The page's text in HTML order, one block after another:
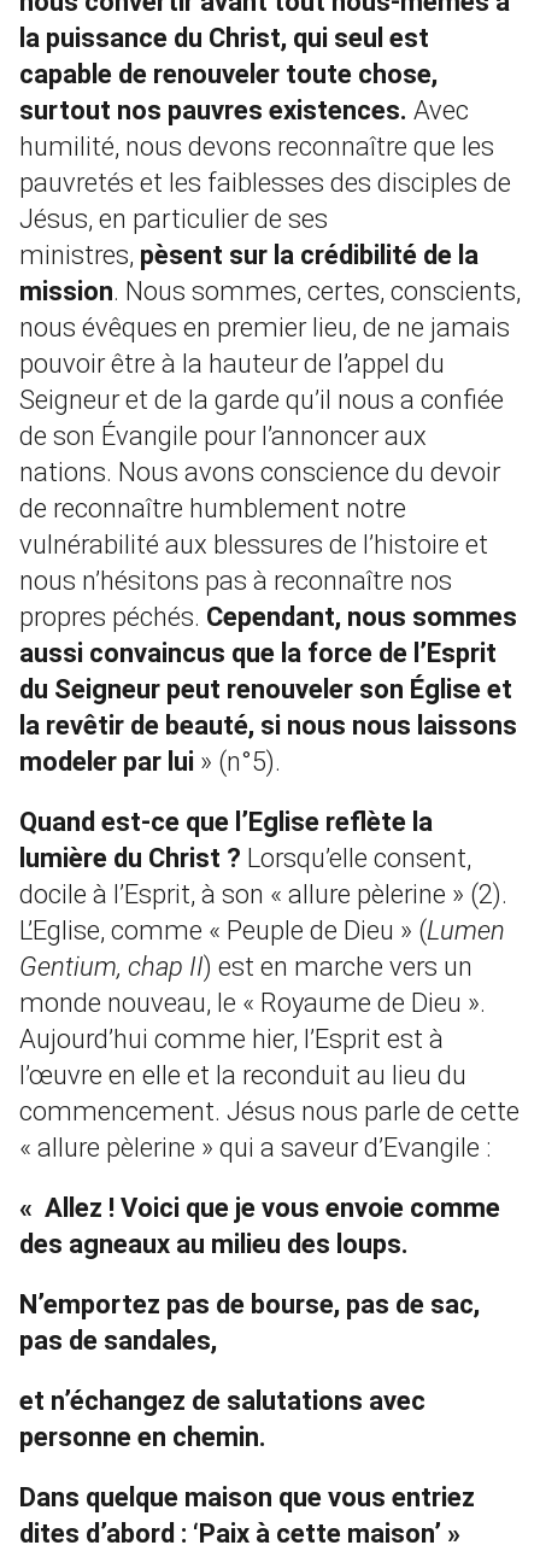
la puissance du Christ, qui seul est
capable de renouveler toute chose,
surtout nos pauvres existences. Avec
humilité, nous devons reconnaître que les
pauvretés et les faiblesses des disciples de
Jésus, en particulier de ses
ministres, pèsent sur la crédibilité de la
mission. Nous sommes, certes, conscients,
nous évêques en premier lieu, de ne jamais
pouvoir être à la hauteur de l’appel du
Seigneur et de la garde qu’il nous a confiée
de son Évangile pour l’annoncer aux
nations. Nous avons conscience du devoir
de reconnaître humblement notre
vulnérabilité aux blessures de l’histoire et
nous n’hésitons pas à reconnaître nos
propres péchés. Cependant, nous sommes
aussi convaincus que la force de l’Esprit
du Seigneur peut renouveler son Église et
la revêtir de beauté, si nous nous laissons
modeler par lui » (n°5).
Quand est-ce que l’Eglise reflète la
lumière du Christ ? Lorsqu’elle consent,
docile à l’Esprit, à son « allure pèlerine » (2).
L’Eglise, comme « Peuple de Dieu » (Lumen
Gentium, chap II) est en marche vers un
monde nouveau, le « Royaume de Dieu ».
Aujourd’hui comme hier, l’Esprit est à
l’œuvre en elle et la reconduit au lieu du
commencement. Jésus nous parle de cette
« allure pèlerine » qui a saveur d’Evangile :
« Allez ! Voici que je vous envoie comme
des agneaux au milieu des loups.
N’emportez pas de bourse, pas de sac,
pas de sandales,
et n’échangez de salutations avec
personne en chemin.
Dans quelque maison que vous entriez
dites d’abord : ‘Paix à cette maison’ »